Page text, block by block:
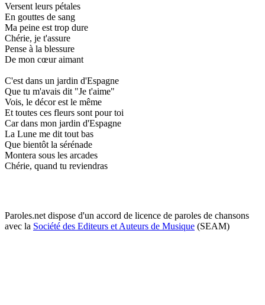
Versent leurs pétales
En gouttes de sang
Ma peine est trop dure
Chérie, je t'assure
Pense à la blessure
De mon cœur aimant
C'est dans un jardin d'Espagne
Que tu m'avais dit "Je t'aime"
Vois, le décor est le même
Et toutes ces fleurs sont pour toi
Car dans mon jardin d'Espagne
La Lune me dit tout bas
Que bientôt la sérénade
Montera sous les arcades
Chérie, quand tu reviendras
Paroles.net dispose d'un accord de licence de paroles de chansons
avec la Société des Editeurs et Auteurs de Musique (SEAM)